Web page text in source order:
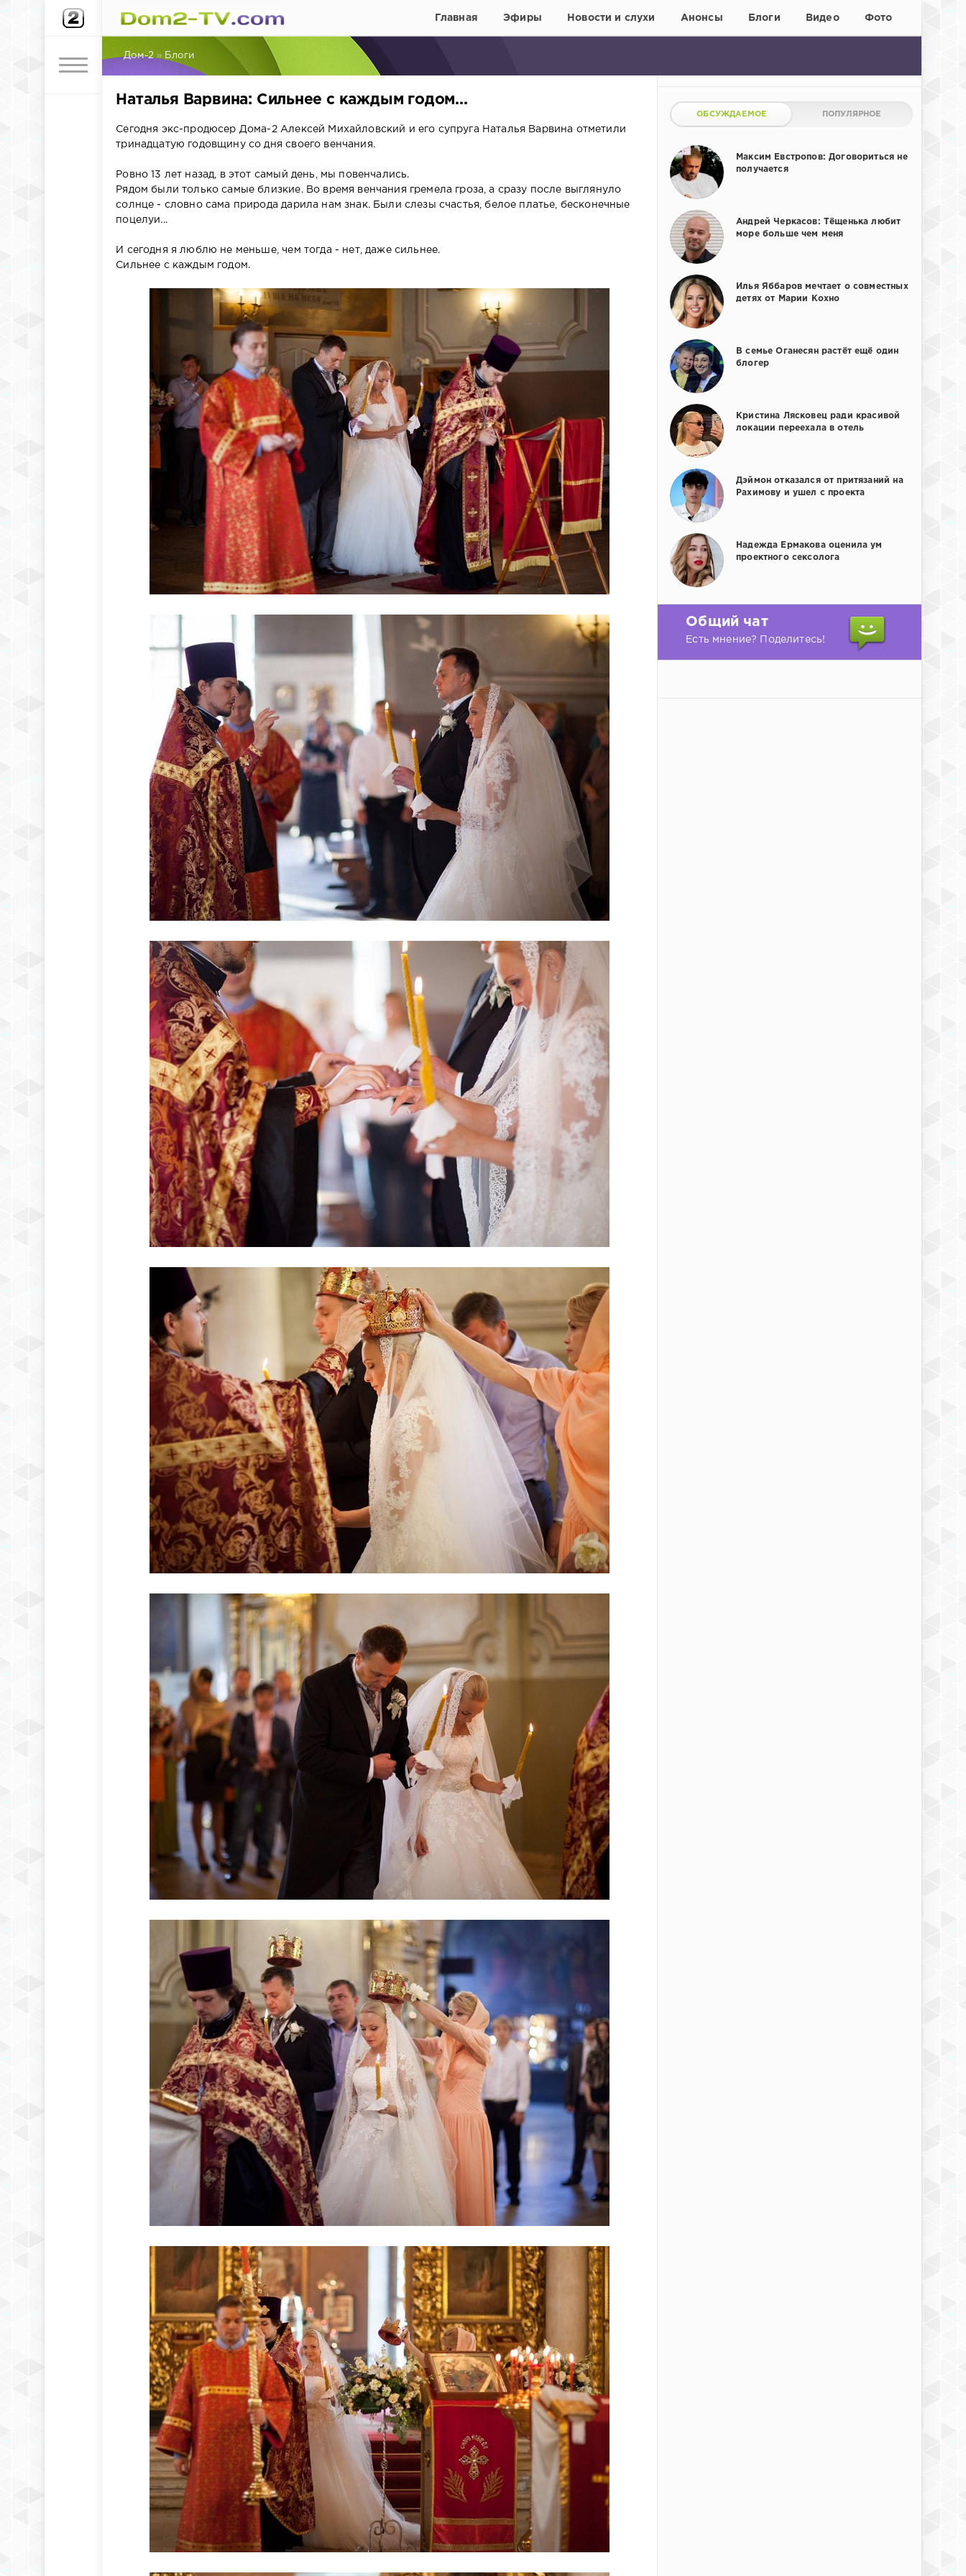
Главная Эфиры Новости и слухи Анонсы Блоги Видео Фото
Дом-2 » Блоги
Наталья Варвина: Сильнее с каждым годом...
Сегодня экс-продюсер Дома-2 Алексей Михайловский и его супруга Наталья Варвина отметили
тринадцатую годовщину со дня своего венчания.
Ровно 13 лет назад, в этот самый день, мы повенчались.
Рядом были только самые близкие. Во время венчания гремела гроза, а сразу после выглянуло
солнце - словно сама природа дарила нам знак. Были слезы счастья, белое платье, бесконечные
поцелуи...
И сегодня я люблю не меньше, чем тогда - нет, даже сильнее.
Сильнее с каждым годом.
ОБСУЖДАЕМОЕ ПОПУЛЯРНОЕ
Максим Евстропов: Договориться не
получается
Андрей Черкасов: Тёщенька любит
море больше чем меня
Илья Яббаров мечтает о совместных
детях от Марии Кохно
В семье Оганесян растёт ещё один
блогер
Кристина Лясковец ради красивой
локации переехала в отель
Дэймон отказался от притязаний на
Рахимову и ушел с проекта
Надежда Ермакова оценила ум
проектного сексолога
Общий чат
Есть мнение? Поделитесь!